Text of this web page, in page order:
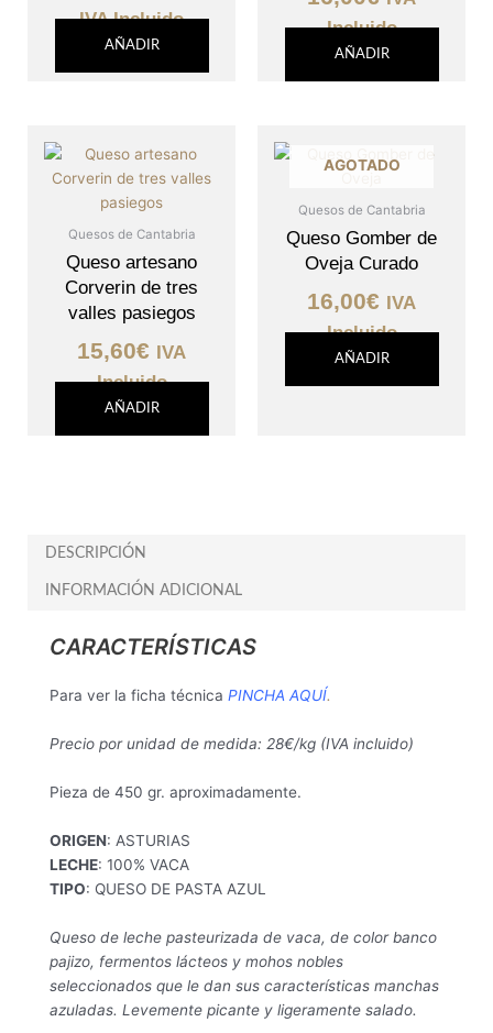
94,00€
IVA Incluido
AÑADIR
en
Incluido
AÑADIR
Quesos de Cantabria
Queso artesano
Corverin de tres
valles pasiegos
15,60€ IVA
Incluido
AÑADIR
AGOTADO
Quesos de Cantabria
Queso Gomber de
Oveja Curado
16,00€ IVA
Incluido
AÑADIR
DESCRIPCIÓN
INFORMACIÓN ADICIONAL
CARACTERÍSTICAS
Para ver la ficha técnica PINCHA AQUÍ.
Precio por unidad de medida: 28€/kg (IVA incluido)
Pieza de 450 gr. aproximadamente.
ORIGEN: ASTURIAS
LECHE: 100% VACA
TIPO: QUESO DE PASTA AZUL
Queso de leche pasteurizada de vaca, de color banco
pajizo, fermentos lácteos y mohos nobles
seleccionados que le dan sus características manchas
azuladas. Levemente picante y ligeramente salado.